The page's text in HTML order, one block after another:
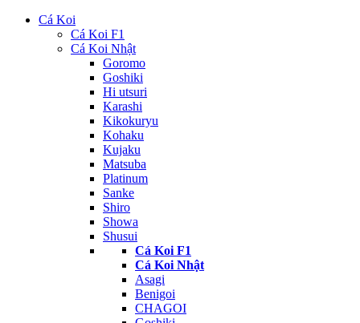
Cá Koi
Cá Koi F1
Cá Koi Nhật
Goromo
Goshiki
Hi utsuri
Karashi
Kikokuryu
Kohaku
Kujaku
Matsuba
Platinum
Sanke
Shiro
Showa
Shusui
Cá Koi F1
Cá Koi Nhật
Asagi
Benigoi
CHAGOI